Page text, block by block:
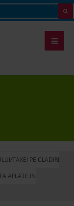
TAXEI PE CLADIRI
AFLATE IN